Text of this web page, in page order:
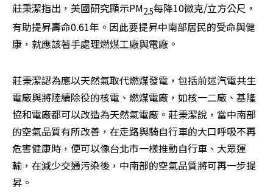
莊秉潔指出，美國研究顯示PM2.5每降10微克/立方公尺，
有助提昇壽命0.61年。因此要提昇中南部居民的受命與健
康，就應該著手處理燃煤工廠與電廠。
莊秉潔認為應以天然氣取代燃煤發電，包括前述汽電共生
電廠與將陸續除役的核電、燃煤電廠，如核一二廠、基隆
協和電廠都可以改造為天然氣電廠。莊秉潔說，當中南部
的空氣品質有所改善，在走路與騎自行車的大口呼吸不再
危害健康時，便可以像台北市一樣推動自行車、大眾運
輸，在減少交通污染後，中南部的空氣品質將可再一步提
昇。